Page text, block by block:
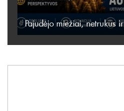
Pajudėjo miežiai, netrukus